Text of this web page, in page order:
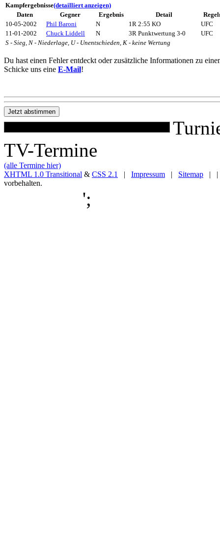
Kampfergebnisse(detailliert anzeigen)
Daten
Gegner Ergebnis Detail
10-05-2002
Phil Baroni N 1R 2:55 KO
UFC
11-01-2002
Chuck Liddell N 3R Punktwertung 3-0
UFC
S - Sieg, N - Niederlage, U - Unentschieden, K - keine Wertung
Du hast einen Fehler entdeckt oder zusätzliche Informationen zu
Schicke uns eine E-Mail!
TV-Termine
(alle Termine hier)
XHTML 1.0 Transitional & CSS 2.1 | Impressum | Sitemap | |
vorbehalten.
';